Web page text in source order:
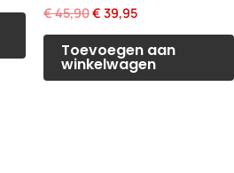
€45,90Oorspronkelijke
was:
€ 45,90.
€ 39,95Huidige
is:
€ 39,95.
Toevoegen aan
winkelwagen